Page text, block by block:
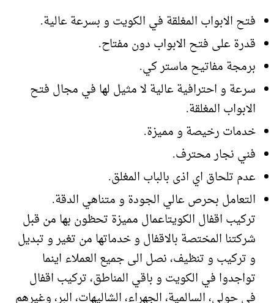
فتح الابواب المغلقة في الكويت و بسرعة عالية.
قدرة على فتح الابواب دون مفتاح.
برمجة مفاتيح ماستر كي.
سرعة و احترافية عالية لا مثيل لها في مجال فتح
الابواب المغلقة.
خدمات رخيصة و مميزة.
فني نجار محترف.
عدم تلحاق اي اذى بالباب المغلق.
التعامل بحرص عالي الجودة و متناهي الدقة.
تركيب اقفال الكويتاعمال مميزة تحظون بها من قبل
شركتنا المختصة بالاقفال و خدماتها من تغير و تبديل
و تركيب و تنظيف، نصل الى جميع العملاء اينما
تواجدوا في الكويت و باقي المناطق، تركيب اقفال
في حولي، السالمية، الجهراء، الشاليهات، البر، وغيرهم